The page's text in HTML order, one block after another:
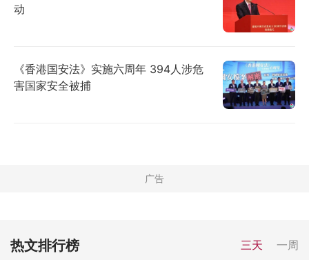
动
《香港国安法》实施六周年 394人涉危
害国家安全被捕
热文排行榜 三天 一周